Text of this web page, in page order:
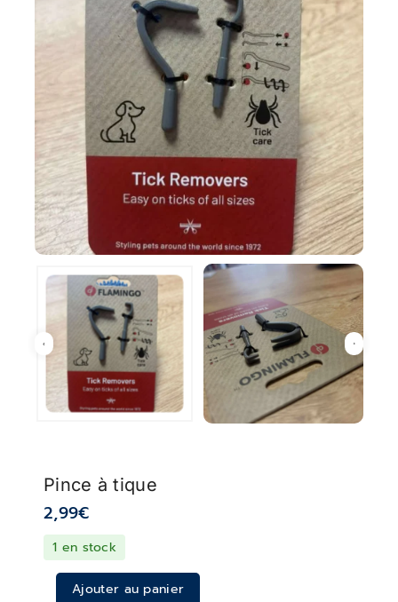
Pince à tique
2,99€
1 en stock
Ajouter au panier